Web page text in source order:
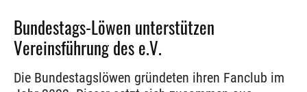
Bundestags-Löwen unterstützen
Vereinsführung des e.V.
Die Bundestagslöwen gründeten ihren Fanclub im